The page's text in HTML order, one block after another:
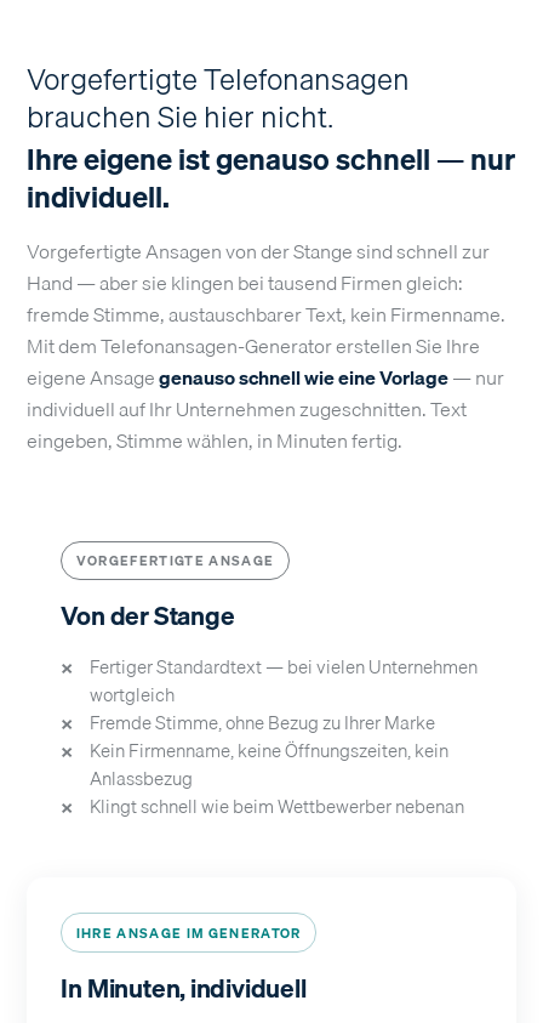
Vorgefertigte Telefonansagen
brauchen Sie hier nicht.
Ihre eigene ist genauso schnell — nur
individuell.
Vorgefertigte Ansagen von der Stange sind schnell zur
Hand — aber sie klingen bei tausend Firmen gleich:
fremde Stimme, austauschbarer Text, kein Firmenname.
Mit dem Telefonansagen-Generator erstellen Sie Ihre
eigene Ansagegenauso schnell wie eine Vorlage— nur
individuell auf Ihr Unternehmen zugeschnitten. Text
eingeben, Stimme wählen, in Minuten fertig.
VORGEFERTIGTE ANSAGE
Von der Stange
Fertiger Standardtext — bei vielen Unternehmen
wortgleich
Fremde Stimme, ohne Bezug zu Ihrer Marke
Kein Firmenname, keine Öffnungszeiten, kein
Anlassbezug
Klingt schnell wie beim Wettbewerber nebenan
IHRE ANSAGE IM GENERATOR
In Minuten, individuell